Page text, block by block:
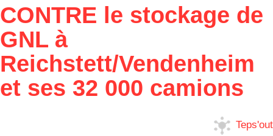
CONTRE le stockage de
GNL à
Reichstett/Vendenheim
et ses 32 000 camions
Teps'out